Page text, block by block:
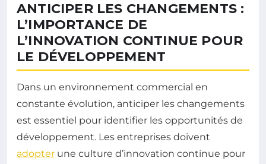
ANTICIPER LES CHANGEMENTS :
L’IMPORTANCE DE
L’INNOVATION CONTINUE POUR
LE DÉVELOPPEMENT
Dans un environnement commercial en
constante évolution, anticiper les changements
est essentiel pour identifier les opportunités de
développement. Les entreprises doivent
adopter une culture d’innovation continue pour